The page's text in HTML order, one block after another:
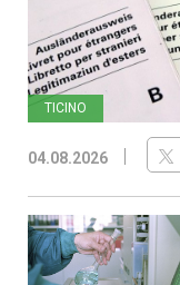
TICINO
04.08.2026